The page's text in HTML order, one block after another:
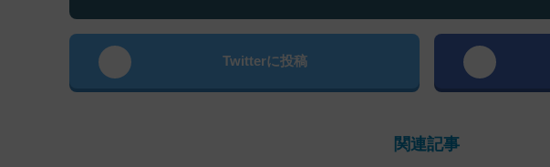
Twitterに投稿
関連記事